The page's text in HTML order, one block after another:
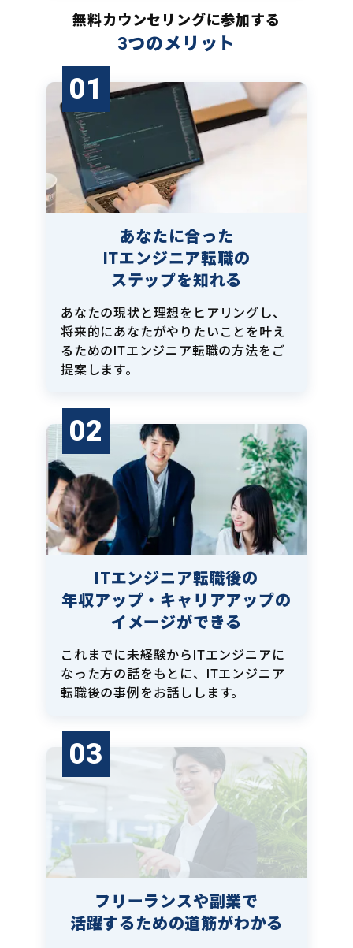
無料カウンセリングに参加する
3つのメリット
01
あなたに合った
ITエンジニア転職の
ステップを知れる
あなたの現状と理想をヒアリングし、
将来的にあなたがやりたいことを叶え
るためのITエンジニア転職の方法をご
提案します。
02
ITエンジニア転職後の
年収アップ・キャリアアップの
イメージができる
これまでに未経験からITエンジニアに
なった方の話をもとに、ITエンジニア
転職後の事例をお話しします。
03
フリーランスや副業で
活躍するための道筋がわかる